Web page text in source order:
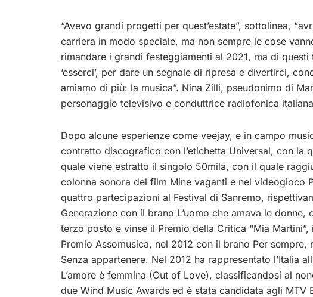
“Avevo grandi progetti per quest’estate”, sottolinea,
carriera in modo speciale, ma non sempre le cose
rimandare i grandi festeggiamenti al 2021, ma di
‘esserci’, per dare un segnale di ripresa e divertirci,
amiamo di più: la musica”. Nina Zilli, pseudonimo di
personaggio televisivo e conduttrice radiofonica
Dopo alcune esperienze come veejay, e in campo
contratto discografico con l’etichetta Universal, con la
quale viene estratto il singolo 50mila, con il quale
colonna sonora del film Mine vaganti e nel videogioco
quattro partecipazioni al Festival di Sanremo,
Generazione con il brano L’uomo che amava le
terzo posto e vinse il Premio della Critica “Mia
Premio Assomusica, nel 2012 con il brano Per
Senza appartenere. Nel 2012 ha rappresentato l’Italia
L’amore è femmina (Out of Love), classificandosi al
due Wind Music Awards ed è stata candidata agli MTV